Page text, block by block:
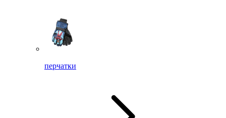
перчатки